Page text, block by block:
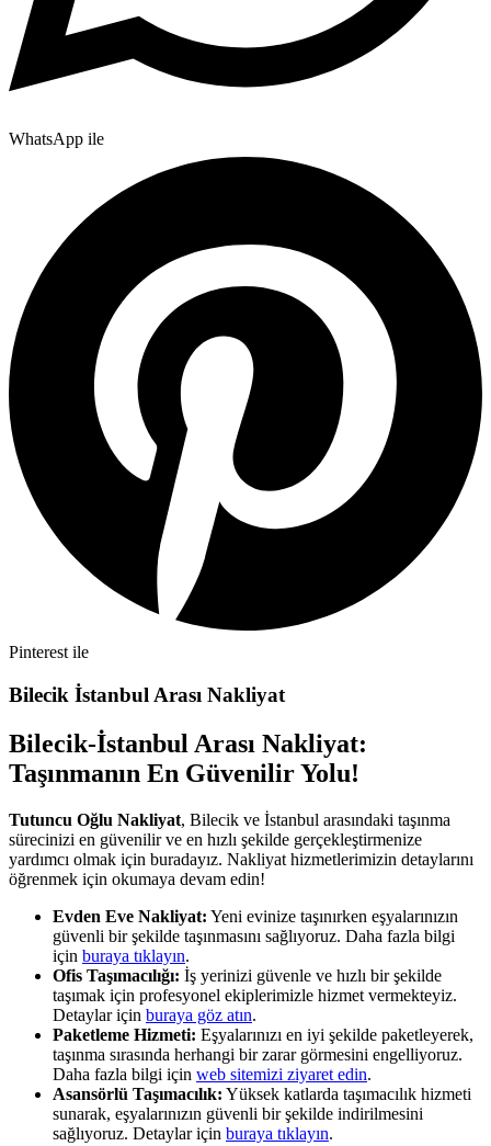
WhatsApp ile
Pinterest ile
Bilecik İstanbul Arası Nakliyat
Bilecik-İstanbul Arası Nakliyat:
Taşınmanın En Güvenilir Yolu!
Tutuncu Oğlu Nakliyat, Bilecik ve İstanbul arasındaki taşınma
sürecinizi en güvenilir ve en hızlı şekilde gerçekleştirmenize
yardımcı olmak için buradayız. Nakliyat hizmetlerimizin detaylarını
öğrenmek için okumaya devam edin!
Evden Eve Nakliyat: Yeni evinize taşınırken eşyalarınızın
güvenli bir şekilde taşınmasını sağlıyoruz. Daha fazla bilgi
için buraya tıklayın.
Ofis Taşımacılığı: İş yerinizi güvenle ve hızlı bir şekilde
taşımak için profesyonel ekiplerimizle hizmet vermekteyiz.
Detaylar için buraya göz atın.
Paketleme Hizmeti: Eşyalarınızı en iyi şekilde paketleyerek,
taşınma sırasında herhangi bir zarar görmesini engelliyoruz.
Daha fazla bilgi için web sitemizi ziyaret edin.
Asansörlü Taşımacılık: Yüksek katlarda taşımacılık hizmeti
sunarak, eşyalarınızın güvenli bir şekilde indirilmesini
sağlıyoruz. Detaylar için buraya tıklayın.